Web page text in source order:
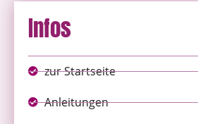
Infos
zur Startseite
Anleitungen